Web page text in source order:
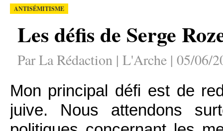
ANTISÉMITISME
Les défis de Serge
Par La Rédaction | L'Arche | 05/06/
Mon principal défi est de
juive. Nous attendons